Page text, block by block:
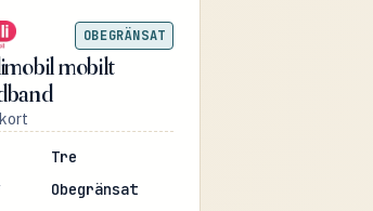
OBEGRÄNSAT
mobilt
Tre
Obegränsat